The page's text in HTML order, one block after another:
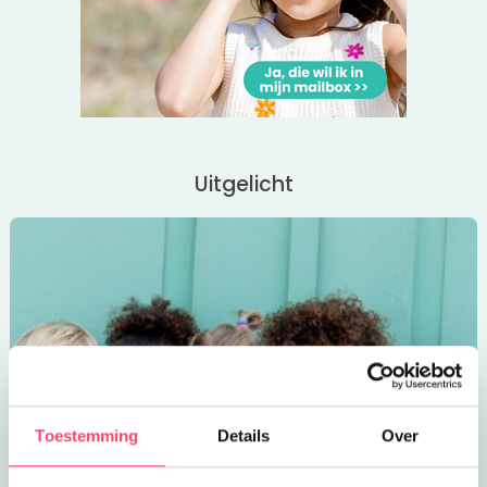
Toestemming Details Over
de namiddag, hebben de kinderen hun eigen plekje om te
Wil je reserveren? Klik op de roze button!
Binnenkort jarig? Vier je verjaardag met een leuk
Uitgelicht